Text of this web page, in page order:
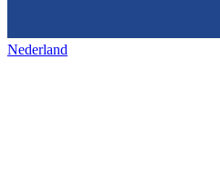
Nederland